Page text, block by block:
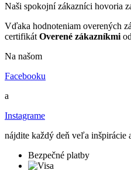
Naši spokojní zákazníci hovoria
Vďaka hodnoteniam overených
certifikát Overené zákazníkmi
Na našom
Facebooku
a
Instagrame
nájdite každý deň veľa inšpirácie
Bezpečné platby